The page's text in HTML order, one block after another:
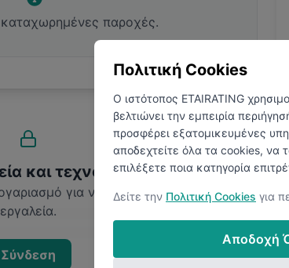
παροχές.
και τεχνολογίες
για να αποκαλύψετε όλα τα
εργαλεία.
Σύνδεση
Πολιτική Cookies
Ο ιστότοπος ETAIRATING
βελτιώνει την εμπειρία
προσφέρει εξατομικευμένες
αποδεχτείτε όλα τα cookies, να
επιλέξετε ποια κατηγορία
Δείτε την Πολιτική Cookies για
Αποδοχή